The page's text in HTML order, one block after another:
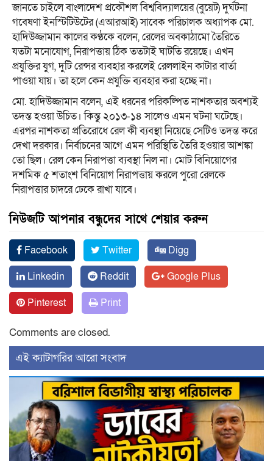
জানতে চাইলে বাংলাদেশ প্রকৌশল বিশ্ববিদ্যালয়ের (বুয়েট) দুর্ঘটনা
গবেষণা ইনস্টিটিউটের (এআরআই) সাবেক পরিচালক অধ্যাপক মো.
হাদিউজ্জামান কালের কণ্ঠকে বলেন, রেলের অবকাঠামো তৈরিতে
যতটা মনোযোগ, নিরাপত্তায় ঠিক ততটাই ঘাটতি রয়েছে। এখন
প্রযুক্তির যুগ, দুটি রেন্সর ব্যবহার করলেই রেললাইন কাটার বার্তা
পাওয়া যায়। তা হলে কেন প্রযুক্তি ব্যবহার করা হচ্ছে না।
মো. হাদিউজ্জামান বলেন, এই ধরনের পরিকল্পিত নাশকতার অবশ্যই
তদন্ত হওয়া উচিত। কিন্তু ২০১৩-১৪ সালেও এমন ঘটনা ঘটেছে।
এরপর নাশকতা প্রতিরোধে রেল কী ব্যবস্থা নিয়েছে সেটিও তদন্ত করে
দেখা দরকার। নির্বাচনের আগে এমন পরিস্থিতি তৈরি হওয়ার আশঙ্কা
তো ছিল। রেল কেন নিরাপত্তা ব্যবস্থা নিল না। মোট বিনিয়োগের
দশমিক ৫ শতাংশ বিনিয়োগ নিরাপত্তায় করলে পুরো রেলকে
নিরাপত্তার চাদরে ঢেকে রাখা যাবে।
নিউজটি আপনার বন্ধুদের সাথে শেয়ার করুন
Facebook Twitter
Digg
Linkedin
Reddit
Google Plus
Pinterest
Print
Comments are closed.
‍এই ক্যাটাগরির ‍আরো সংবাদ